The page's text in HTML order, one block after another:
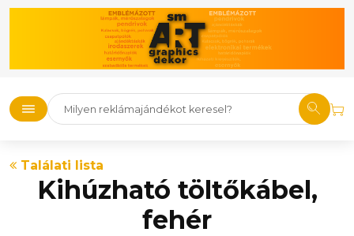
Találati lista
Kihúzható töltőkábel,
fehér